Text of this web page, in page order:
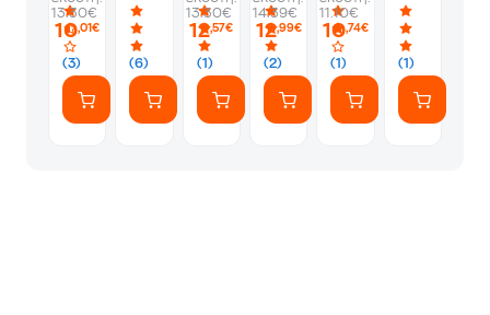
(3)
13.30€
10,01€
Επιλογή
Σχεδίου
(JFJ95)
(6) (1)
13.30€
12,57€
(2)
14.39€
12,99€
μου
(1)
11.10€
10,74€
και
Παιχνίδια
για
Μωρά
(Mattel)
(1)